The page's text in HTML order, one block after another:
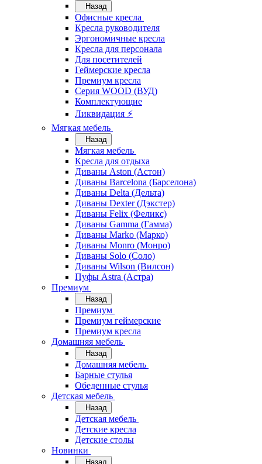
Назад
Офисные кресла
Кресла руководителя
Эргономичные кресла
Кресла для персонала
Для посетителей
Геймерские кресла
Премиум кресла
Серия WOOD (ВУД)
Комплектующие
Ликвидация ⚡
Мягкая мебель
Назад
Мягкая мебель
Кресла для отдыха
Диваны Aston (Астон)
Диваны Barcelona (Барселона)
Диваны Delta (Дельта)
Диваны Dexter (Дэкстер)
Диваны Felix (Феликс)
Диваны Gamma (Гамма)
Диваны Marko (Марко)
Диваны Monro (Монро)
Диваны Solo (Соло)
Диваны Wilson (Вилсон)
Пуфы Astra (Астра)
Премиум
Назад
Премиум
Премиум геймерские
Премиум кресла
Домашняя мебель
Назад
Домашняя мебель
Барные стулья
Обеденные стулья
Детская мебель
Назад
Детская мебель
Детские кресла
Детские столы
Новинки
Назад